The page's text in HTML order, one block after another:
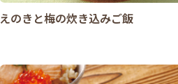
えのきと梅の炊き込みご飯